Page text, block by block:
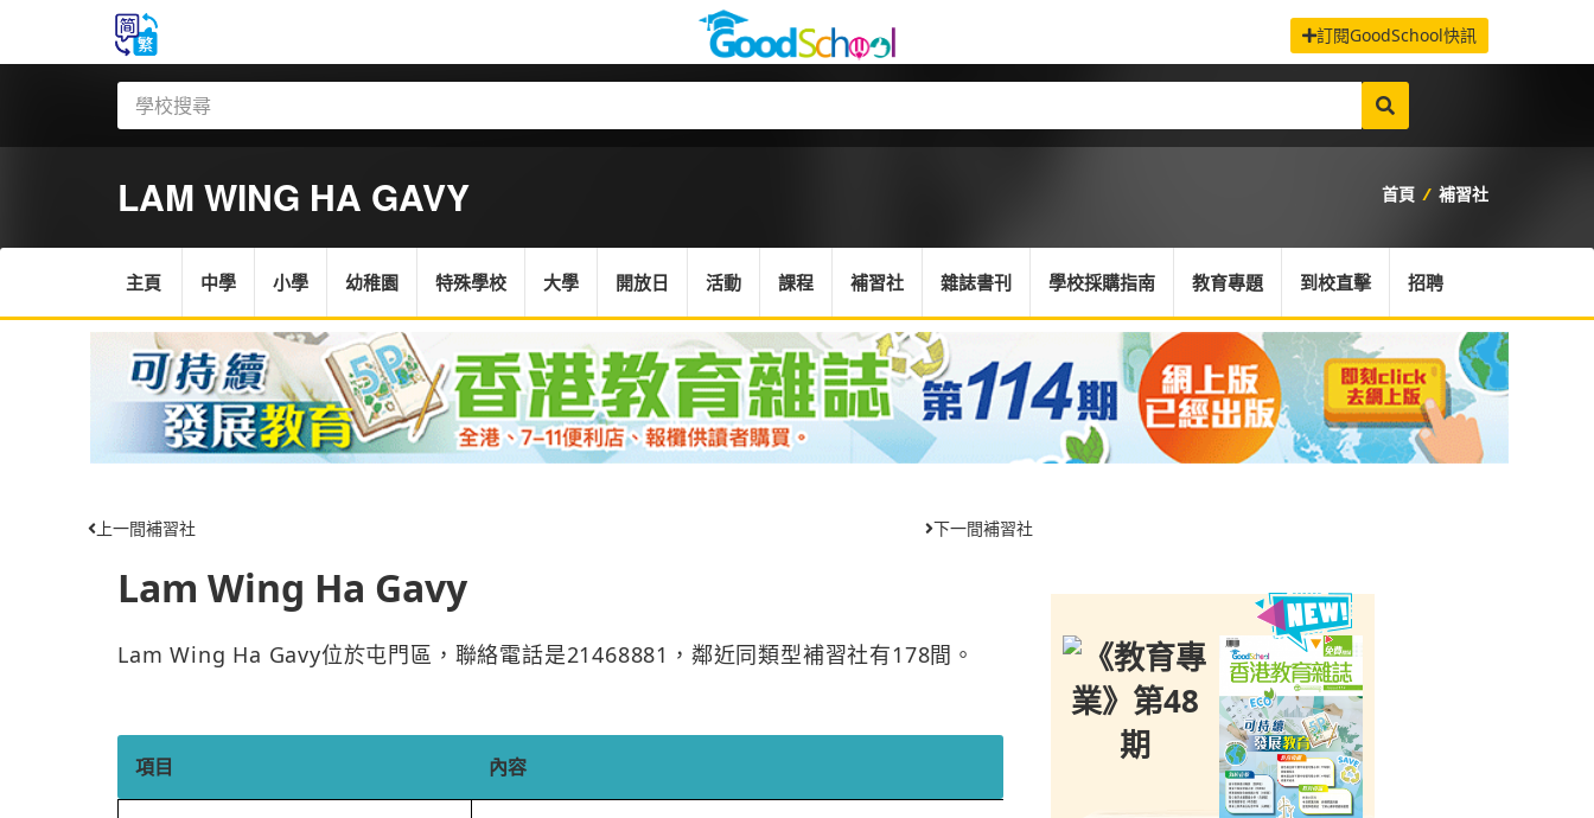
訂閱GoodSchool快訊
LAM WING HA GAVY 首頁 / 補習社
主頁 中學 小學 幼稚園 特殊學校 大學 開放日 活動 課程 補習社 雜誌書刊 學校採購指南 教育專題 到校直擊 招聘
上一間補習社 下一間補習社
Lam Wing Ha Gavy
Lam Wing Ha Gavy位於屯門區，聯絡電話是21468881，鄰近同類型補習社有178間。
項目 內容